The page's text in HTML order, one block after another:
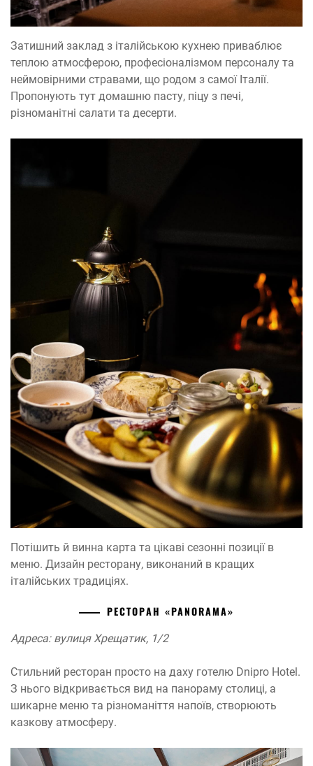
Затишний заклад з італійською кухнею приваблює
теплою атмосферою, професіоналізмом персоналу та
неймовірними стравами, що родом з самої Італії.
Пропонують тут домашню пасту, піцу з печі,
різноманітні салати та десерти.
Потішить й винна карта та цікаві сезонні позиції в
меню. Дизайн ресторану, виконаний в кращих
італійських традиціях.
РЕСТОРАН «PANORAMA»
Адреса: вулиця Хрещатик, 1/2
Стильний ресторан просто на даху готелю Dnipro Hotel.
З нього відкривається вид на панораму столиці, а
шикарне меню та різноманіття напоїв, створюють
казкову атмосферу.